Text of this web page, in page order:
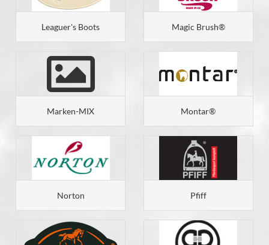
Leaguer's Boots Magic Brush®
Marken-MIX Montar®
Norton Pfiff